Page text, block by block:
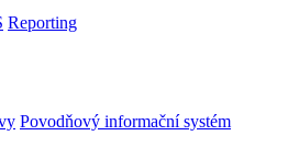
Reporting
Povodňový informační systém